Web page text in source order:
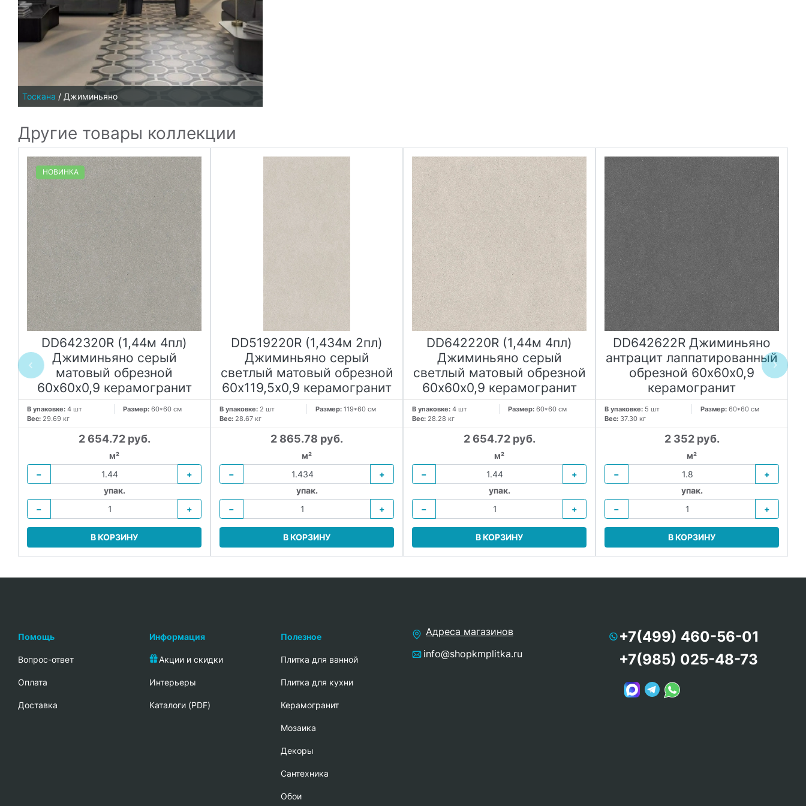
Тоскана / Джиминьяно
Другие товары коллекции
НОВИНКА
DD642320R (1,44м 4пл)
Джиминьяно серый
матовый обрезной
60х60x0,9 керамогранит
В упаковке: 4 шт Размер: 60*60 см
Вес: 29.69 кг
2 654.72 руб.
м²
−
+
упак.
−
+
В КОРЗИНУ
DD519220R (1,434м 2пл)
Джиминьяно серый
светлый матовый обрезной
60х119,5x0,9 керамогранит
В упаковке: 2 шт Размер: 119*60 см
Вес: 28.67 кг
2 865.78 руб.
м²
−
+
упак.
−
+
В КОРЗИНУ
DD642220R (1,44м 4пл)
Джиминьяно серый
светлый матовый обрезной
60х60x0,9 керамогранит
В упаковке: 4 шт Размер: 60*60 см
Вес: 28.28 кг
2 654.72 руб.
м²
−
+
упак.
−
+
В КОРЗИНУ
DD642622R Джиминьяно
антрацит лаппатированный
обрезной 60х60x0,9
керамогранит
В упаковке: 5 шт Размер: 60*60 см
Вес: 37.30 кг
2 352 руб.
м²
−
+
упак.
−
+
В КОРЗИНУ
Помощь
Вопрос-ответ
Oплата
Доставка
Информация
Акции и скидки
Интерьеры
Каталоги (PDF)
Полезное
Плитка для ванной
Плитка для кухни
Керамогранит
Мозаика
Декоры
Сантехника
Обои
Адреса магазинов
info@shopkmplitka.ru
+7(499) 460-56-01
+7(985) 025-48-73